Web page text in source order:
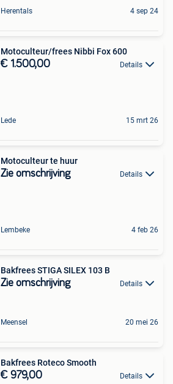
Herentals 4 sep 24
Motoculteur/frees Nibbi Fox 600
€ 1.500,00 Details
Lede 15 mrt 26
Motoculteur te huur
Zie omschrijving Details
Lembeke 4 feb 26
Bakfrees STIGA SILEX 103 B
Zie omschrijving Details
Meensel 20 mei 26
Bakfrees Roteco Smooth
€ 979,00 Details